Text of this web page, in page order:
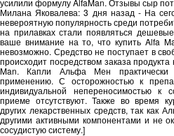
усилили формулу AlfaMan. Отзывы сыр
Милана Яковалева: 3 дня назад - На
невероятную популярность среди
на прилавках стали появляться
ваше внимание на то, что купить Alfa
невозможно. Средство не поступает в
происходит посредством заказа
Man. Капли Альфа Мен практически
применению. С осторожностью к
индивидуальной непереносимостью к
приеме отсутствуют. Также во время
других лекарственных средств, так как
другими активными компонентами и не
сосудистую систему.]